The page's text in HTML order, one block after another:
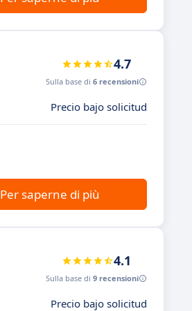
4.7
Sulla base di 6 recensioni
Precio bajo solicitud
Per saperne di più
4.1
Sulla base di 9 recensioni
Precio bajo solicitud